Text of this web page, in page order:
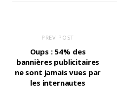
PREV POST
Oups : 54% des
bannières publicitaires
ne sont jamais vues par
les internautes